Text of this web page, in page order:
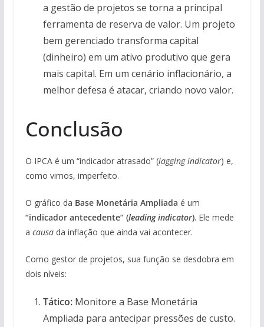
a gestão de projetos se torna a principal
ferramenta de reserva de valor. Um projeto
bem gerenciado transforma capital
(dinheiro) em um ativo produtivo que gera
mais capital. Em um cenário inflacionário, a
melhor defesa é atacar, criando novo valor.
Conclusão
O IPCA é um “indicador atrasado” (lagging indicator) e,
como vimos, imperfeito.
O gráfico da Base Monetária Ampliada é um
“indicador antecedente” (leading indicator). Ele mede
a causada inflação que ainda vai acontecer.
Como gestor de projetos, sua função se desdobra em
dois níveis:
Tático:Monitore a Base Monetária
Ampliada para antecipar pressões de custo.